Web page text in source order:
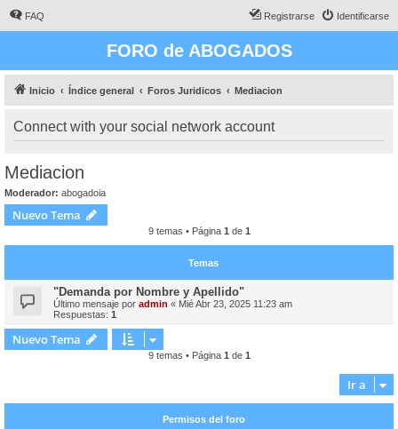
FAQ Identificarse
Registrarse
FORO de ABOGADOS
Inicio Índice general Foros Juridicos Mediacion
Connect with your social network account
Mediacion
Moderador: abogadoia
Nuevo Tema
9 temas • Página 1 de 1
Temas
"Demanda por Nombre y Apellido"
Último mensaje por admin « Mié Abr 23, 2025 11:23 am
Respuestas: 1
Nuevo Tema
9 temas • Página 1 de 1
Ir a
Permisos del foro